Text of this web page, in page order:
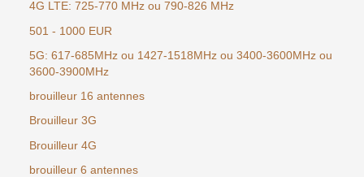
4G LTE: 725-770 MHz ou 790-826 MHz
501 - 1000 EUR
5G: 617-685MHz ou 1427-1518MHz ou 3400-3600MHz ou
3600-3900MHz
brouilleur 16 antennes
Brouilleur 3G
Brouilleur 4G
brouilleur 6 antennes